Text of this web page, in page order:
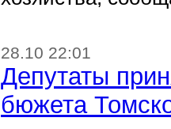
28.10 22:01
Депутаты
бюжета